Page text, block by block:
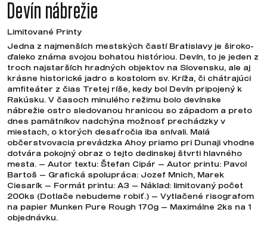
Devín nábrežie
Limitované Printy
Jedna z najmenších mestských častí Bratislavy je široko-
ďaleko známa svojou bohatou históriou. Devín, to je jeden z
troch najstarších hradných objektov na Slovensku, ale aj
krásne historické jadro s kostolom sv. Kríža, či chátrajúci
amfiteáter z čias Tretej ríše, kedy bol Devín pripojený k
Rakúsku. V časoch minulého režimu bolo devínske
nábrežie ostro sledovanou hranicou so západom a preto
dnes pamätníkov nadchýna možnosť prechádzky v
miestach, o ktorých desaťročia iba snívali. Malá
občerstvovacia prevádzka Ahoy priamo pri Dunaji vhodne
dotvára pokojný obraz o tejto dedinskej štvrti hlavného
mesta. — Autor textu: Štefan Cipár — Autor printu: Pavol
Bartoš — Grafická spolupráca: Jozef Mnich, Marek
Ciesarík — Formát printu: A3 — Náklad: limitovaný počet
200ks (Dotlače nebudeme robiť.) — Vytlačené risografom
na papier Munken Pure Rough 170g — Maximálne 2ks na 1
objednávku.